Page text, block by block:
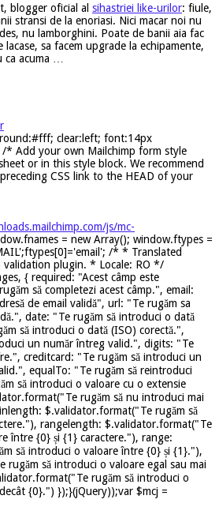
blogger oficial al sihastriei like-urilor: fiule,
stransi de la enoriasi. Nici macar noi nu
nu lamborghini. Poate de banii aia fac
sa facem upgrade la echipamente,
acuma …
clear:left; font:14px
/* Add your own Mailchimp form style
or in this style block. We recommend
CSS link to the HEAD of your
js/mc-
= new Array(); window.ftypes =
/* * Translated
validation plugin. * Locale: RO */
{ required: "Acest câmp este
să completezi acest câmp.", email:
de email validă", url: "Te rugăm sa
date: "Te rugăm să introduci o dată
să introduci o dată (ISO) corectă.",
un număr întreg valid.", digits: "Te
creditcard: "Te rugăm să introduci un
equalTo: "Te rugăm să reintroduci
să introduci o valoare cu o extensie
rugăm să nu introduci mai
$.validator.format("Te rugăm să
rangelength: $.validator.format("Te
între {0} și {1} caractere."), range:
să introduci o valoare între {0} și {1}."),
rugăm să introduci o valoare egal sau mai
rugăm să introduci o
{0}.") });}(jQuery));var $mcj =